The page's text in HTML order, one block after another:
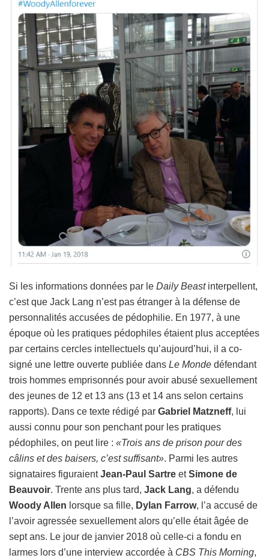
Si les informations données par le Daily Beastinterpellent,
c’est que Jack Lang n’est pas étranger à la défense de
personnalités accusées de pédophilie. En 1977, à une
époque où les pratiques pédophiles étaient plus acceptées
par certains cercles intellectuels qu’aujourd’hui, il a co-
signé une lettre ouverte publiée dans Le Monde défendant
trois hommes emprisonnés pour avoir abusé sexuellement
des jeunes de 12 et 13 ans (13 et 14 ans selon certains
rapports). Dans ce texte rédigé par Gabriel Matzneff, lui
aussi connu pour son penchant pour les pratiques
pédophiles, on peut lire : «Trois ans de prison pour des
câlins et des baisers, c’est suffisant». Parmi les autres
signataires figuraientJean-Paul Sartre etSimone de
Beauvoir. Trente ans plus tard, Jack Lang, a défendu
Woody Allen lorsque sa fille, Dylan Farrow, l’a accusé de
l’avoir agressée sexuellement alors qu’elle était âgée de
sept ans. Le jour de janvier 2018 où celle-ci a fondu en
larmes lors d’une interview accordée à CBS This Morning,